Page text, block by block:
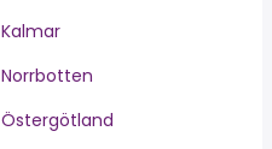
Kalmar
Norrbotten
Östergötland